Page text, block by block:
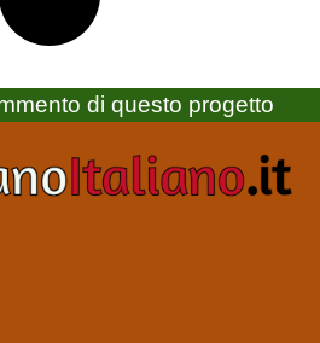
di questo progetto